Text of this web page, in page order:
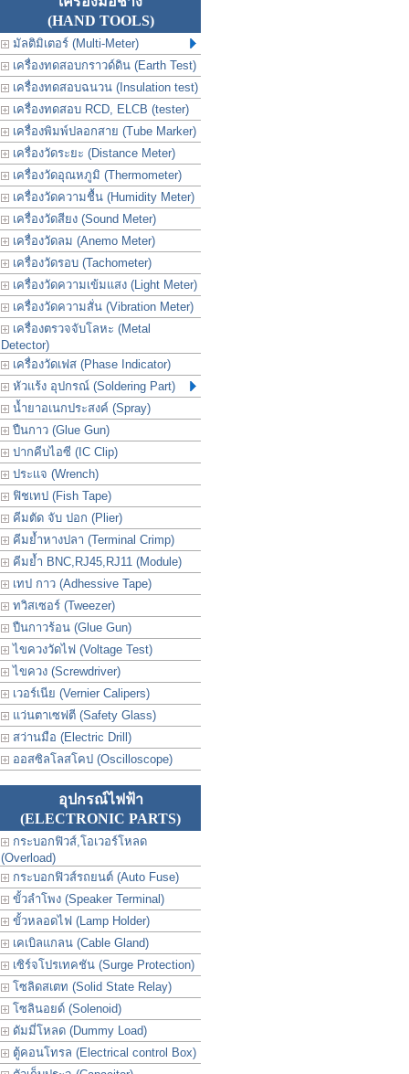
(HAND TOOLS)
มัลติมิเตอร์ (Multi-Meter)
เครื่องทดสอบกราวด์ดิน (Earth Test)
เครื่องทดสอบฉนวน (Insulation test)
เครื่องทดสอบ RCD, ELCB (tester)
เครื่องพิมพ์ปลอกสาย (Tube Marker)
เครื่องวัดระยะ (Distance Meter)
เครื่องวัดอุณหภูมิ (Thermometer)
เครื่องวัดความชื้น (Humidity Meter)
เครื่องวัดสียง (Sound Meter)
เครื่องวัดลม (Anemo Meter)
เครื่องวัดรอบ (Tachometer)
เครื่องวัดความเข้มแสง (Light Meter)
เครื่องวัดความสั่น (Vibration Meter)
เครื่องตรวจจับโลหะ (Metal
Detector)
เครื่องวัดเฟส (Phase Indicator)
หัวแร้ง อุปกรณ์ (Soldering Part)
น้ำยาอเนกประสงค์ (Spray)
ปืนกาว (Glue Gun)
ปากคีบไอซี (IC Clip)
ประเเจ (Wrench)
ฟิชเทป (Fish Tape)
คีมตัด จับ ปอก (Plier)
คีมย้ำหางปลา (Terminal Crimp)
คีมย้ำ BNC,RJ45,RJ11 (Module)
เทป กาว (Adhessive Tape)
ทวิสเซอร์ (Tweezer)
ปืนกาวร้อน (Glue Gun)
ไขควงวัดไฟ (Voltage Test)
ไขควง (Screwdriver)
เวอร์เนีย (Vernier Calipers)
แว่นตาเซฟตี (Safety Glass)
สว่านมือ (Electric Drill)
ออสซิลโลสโคป (Oscilloscope)
อุปกรณ์ไฟฟ้า
(ELECTRONIC PARTS)
กระบอกฟิวส์,โอเวอร์โหลด
(Overload)
กระบอกฟิวส์รถยนต์ (Auto Fuse)
ขั้วลำโพง (Speaker Terminal)
ขั้วหลอดไฟ (Lamp Holder)
เคเบิลแกลน (Cable Gland)
เซิร์จโปรเทคชัน (Surge Protection)
โซลิดสเตท (Solid State Relay)
โซลินอยด์ (Solenoid)
ดัมมี่โหลด (Dummy Load)
ตู้คอนโทรล (Electrical control Box)